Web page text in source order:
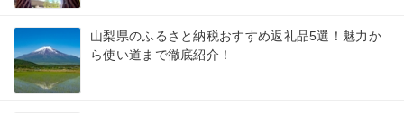
山梨県のふるさと納税おすすめ返礼品5選！魅力か
ら使い道まで徹底紹介！